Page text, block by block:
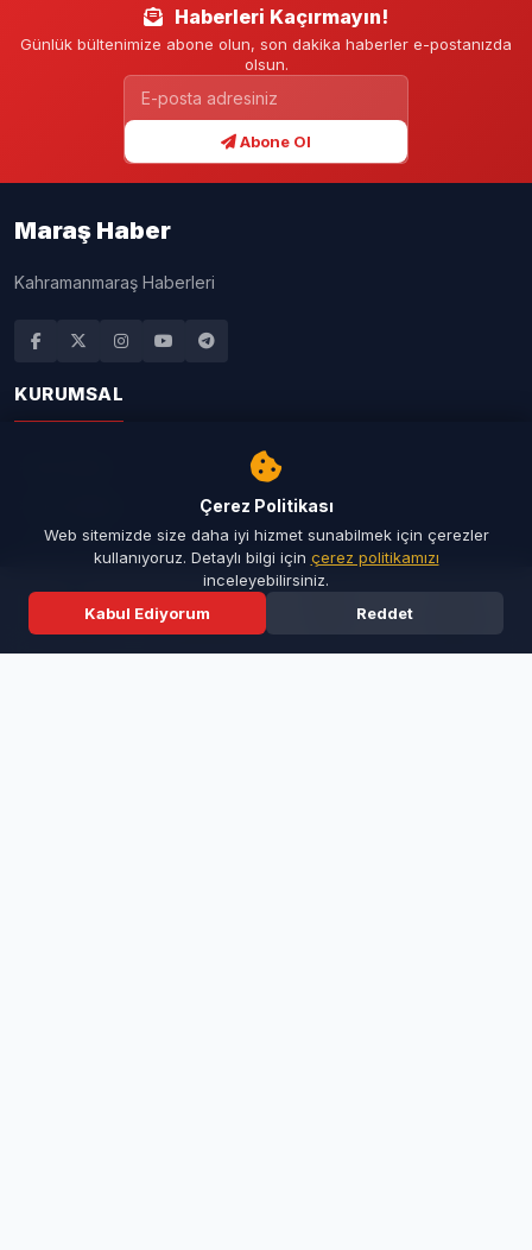
Haberleri Kaçırmayın!
Günlük bültenimize abone olun, son dakika haberler e-postanızda
olsun.
Abone Ol
Maraş Haber
Kahramanmaraş Haberleri
KURUMSAL
Seri İlanlar
Resmi İlanlar
Ana Sayfa Son Dakika
Çerez Politikası
Web sitemizde size daha iyi hizmet sunabilmek için çerezler
kullanıyoruz. Detaylı bilgi için çerez politikamızı
inceleyebilirsiniz.
Kabul Ediyorum
Reddet